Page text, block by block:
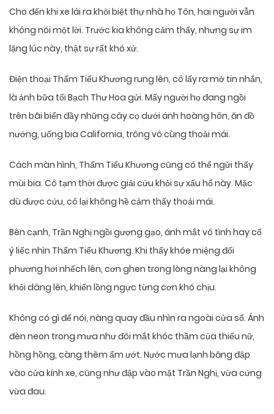
Cho đến khi xe lái ra khỏi biệt thự nhà họ Tôn, hai người vẫn
không nói một lời. Trước kia không cảm thấy, nhưng sự im
lặng lúc này, thật sự rất khó xử.
Điện thoại Thẩm Tiểu Khương rung lên, cô lấy ra mở tin nhắn,
là ảnh bữa tối Bạch Thư Hoa gửi. Mấy người họ đang ngồi
trên bãi biển đầy những cây cọ dưới ánh hoàng hôn, ăn đồ
nướng, uống bia California, trông vô cùng thoải mái.
Cách màn hình, Thẩm Tiểu Khương cũng có thể ngửi thấy
mùi bia. Cô tạm thời được giải cứu khỏi sự xấu hổ này. Mặc
dù được cứu, cô lại không hề cảm thấy thoải mái.
Bên cạnh, Trần Nghị ngồi gượng gạo, ánh mắt vô tình hay cố
ý liếc nhìn Thẩm Tiểu Khương. Khi thấy khóe miệng đối
phương hơi nhếch lên, cơn ghen trong lòng nàng lại không
khỏi dâng lên, khiến lồng ngực từng cơn khó chịu.
Không có gì để nói, nàng quay đầu nhìn ra ngoài cửa sổ. Ánh
đèn neon trong mưa như đôi mắt khóc thầm của thiếu nữ,
hồng hồng, càng thêm ẩm ướt. Nước mưa lạnh băng đập
vào cửa kính xe, cũng như đập vào mặt Trần Nghị, vừa cứng
vừa đau.